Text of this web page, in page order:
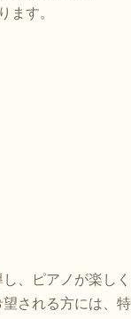
ます。
、ピアノが楽しく
される方には、特